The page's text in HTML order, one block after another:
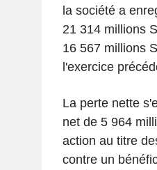
la société a
21 314 millions
16 567 millions
l'exercice
La perte nette
net de 5 964
action au titre
contre un